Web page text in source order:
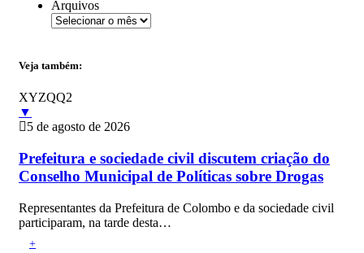
Arquivos
Veja também:
XYZQQ2
▼
5 de agosto de 2026
Prefeitura e sociedade civil discutem criação do
Conselho Municipal de Políticas sobre Drogas
Representantes da Prefeitura de Colombo e da sociedade civil
participaram, na tarde desta…
+